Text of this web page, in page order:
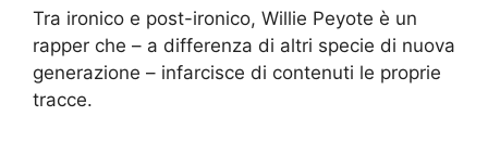
Tra ironico e post-ironico, Willie Peyote è un
rapper che – a differenza di altri specie di nuova
generazione – infarcisce di contenuti le proprie
tracce.